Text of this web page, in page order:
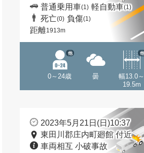
普通乗用車(1) 軽自動車(1)
死亡(0) 負傷(1)
距離1913m
0～24歳
他
曇
幅13.0～
19.5m
他
2023年5月21日(日)10:37
東田川郡庄内町廻館 付近
車両相互 小破事故